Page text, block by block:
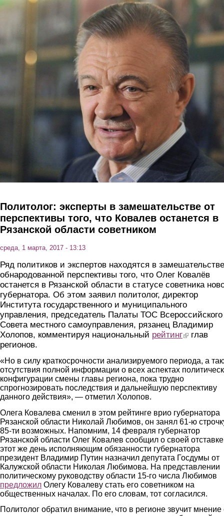
Перейти к основному содержанию
Политолог: эксперты в замешательстве от
перспективы того, что Ковалев останется в
Рязанской области советником
среда, 1 марта, 2017 - 13:13
Ряд политиков и экспертов находятся в
обнародованной перспективы того, что Олег Ковалёв
останется в Рязанской области в статусе советника
губернатора. Об этом заявил политолог, директор
Института государственного и муниципального
управления, председатель Палаты ТОС Всероссийского
Совета местного самоуправления, рязанец Владимир
Холопов, комментируя национальный рейтинг(link is
глав
регионов.
«Но в силу краткосрочности анализируемого периода, а
отсутствия полной информации о всех аспектах
конфигурации смены главы региона, пока трудно
спрогнозировать последствия и дальнейшую перспективу
данного действия», — отметил Холопов.
Олега Ковалева сменил в этом рейтинге врио губернатора
Рязанской области Николай Любимов, он занял 61-ю
85-ти возможных. Напомним, 14 февраля губернатор
Рязанской области Олег Ковалев сообщил о своей
этот же день исполняющим обязанности губернатора
президент Владимир Путин назначил депутата Госдумы от
Калужской области Николая Любимова. На представлении
политическому руководству области 15-го числа Любимов
предложил Олегу Ковалеву стать его советником на
общественных началах. По его словам, тот согласился.
Политолог обратил внимание, что в регионе звучит мнение